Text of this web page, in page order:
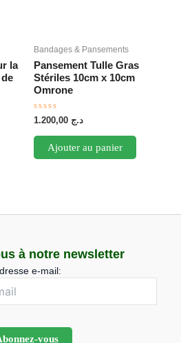
la
Bandages & Pansements
Pansement Tulle Gras
Stériles 10cm x 10cm
Omrone
Note
sur
د.ج
Ajouter au panier
à notre newsletter
e-mail: